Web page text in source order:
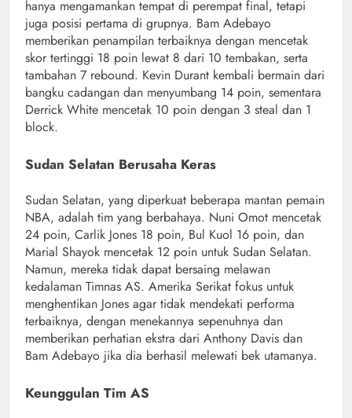
hanya mengamankan tempat di perempat final, tetapi
juga posisi pertama di grupnya. Bam Adebayo
memberikan penampilan terbaiknya dengan mencetak
skor tertinggi 18 poin lewat 8 dari 10 tembakan, serta
tambahan 7 rebound. Kevin Durant kembali bermain dari
bangku cadangan dan menyumbang 14 poin, sementara
Derrick White mencetak 10 poin dengan 3 steal dan 1
block.
Sudan Selatan Berusaha Keras
Sudan Selatan, yang diperkuat beberapa mantan pemain
NBA, adalah tim yang berbahaya. Nuni Omot mencetak
24 poin, Carlik Jones 18 poin, Bul Kuol 16 poin, dan
Marial Shayok mencetak 12 poin untuk Sudan Selatan.
Namun, mereka tidak dapat bersaing melawan
kedalaman Timnas AS. Amerika Serikat fokus untuk
menghentikan Jones agar tidak mendekati performa
terbaiknya, dengan menekannya sepenuhnya dan
memberikan perhatian ekstra dari Anthony Davis dan
Bam Adebayo jika dia berhasil melewati bek utamanya.
Keunggulan Tim AS